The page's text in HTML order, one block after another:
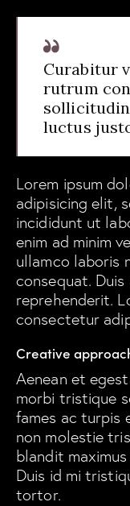
Curabitur
rutrum
luctus
Lorem ipsum
adipisicing elit,
incididunt ut
enim ad minim
ullamco laboris
consequat.
reprehenderit.
consectetur
Creative
Aenean et
morbi tristique
fames ac turpis
non molestie
blandit
Duis id mi
tortor.